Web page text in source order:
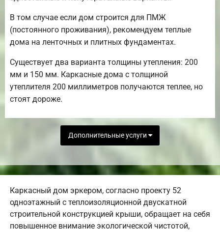
В том случае если дом строится для ПМЖ
(постоянного проживания), рекомендуем теплые
дома на ленточных и плитных фундаментах.
Существует два варианта толщины утепления: 200
мм и 150 мм. Каркасные дома с толщиной
утеплителя 200 миллиметров получаются теплее, но
стоят дороже.
Дополнительные услуги
Каркасный дом эркером, согласно проекту 52
одноэтажный с теплоизоляционной двускатной
строительной конструкцией крыши, обращает на себя
повышенное внимание экологической чистотой,